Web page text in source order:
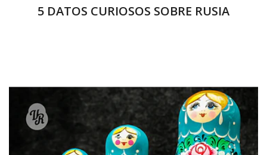
5 DATOS CURIOSOS SOBRE RUSIA